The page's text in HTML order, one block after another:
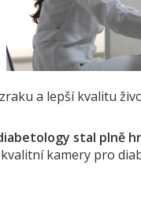
a lepší kvalitu
stal plně
kamery pro